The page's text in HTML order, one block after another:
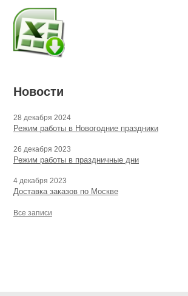
Новости
28 декабря 2024
Режим работы в Новогодние праздники
26 декабря 2023
Режим работы в праздничные дни
4 декабря 2023
Доставка заказов по Москве
Все записи